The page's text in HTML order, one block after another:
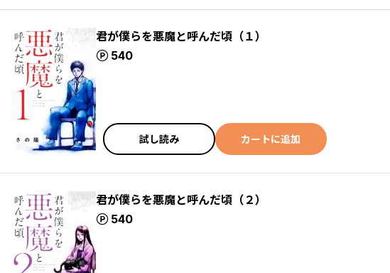
君が僕らを悪魔と呼んだ頃（１）
540
ポイント
試し読み カートに追加
君が僕らを悪魔と呼んだ頃（２）
540
ポイント